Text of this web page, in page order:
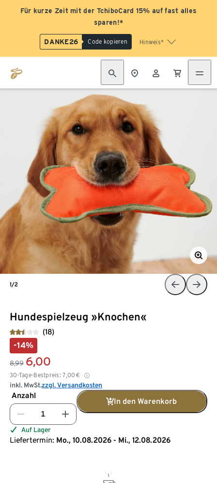
Für kurze Zeit mit der TchiboCard 15% auf fast alles
sparen!*
DANKE26 Code kopieren Hinweis*
Hundespielzeug »Knochen«
(18)
-14%
8,99 6,00
30-Tage-Bestpreis: 7,00 €
inkl. MwSt.zzgl. Versandkosten
Anzahl
In den Warenkorb
Auf Lager
Liefertermin: Mo., 10.08.2026 - Mi., 12.08.2026
1/2